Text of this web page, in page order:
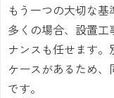
もう一つの大切な基
多くの場合、設置
ナンスも任せます
ケースがあるため
です。